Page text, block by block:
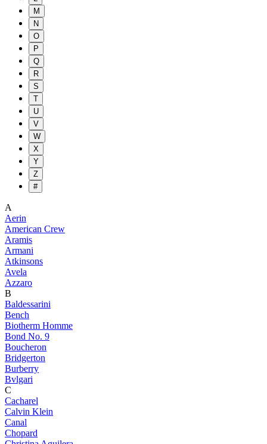
M
N
O
P
Q
R
S
T
U
V
W
X
Y
Z
#
A
Aerin
American Crew
Aramis
Armani
Atkinsons
Avela
Azzaro
B
Baldessarini
Bench
Biotherm Homme
Bond No. 9
Boucheron
Bridgerton
Burberry
Bvlgari
C
Cacharel
Calvin Klein
Canal
Chopard